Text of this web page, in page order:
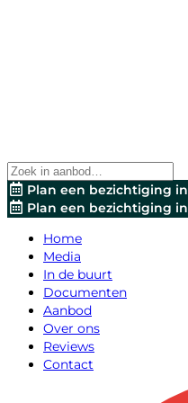
Plan een bezichtiging in
Plan een bezichtiging in
Home
Media
In de buurt
Documenten
Aanbod
Over ons
Reviews
Contact